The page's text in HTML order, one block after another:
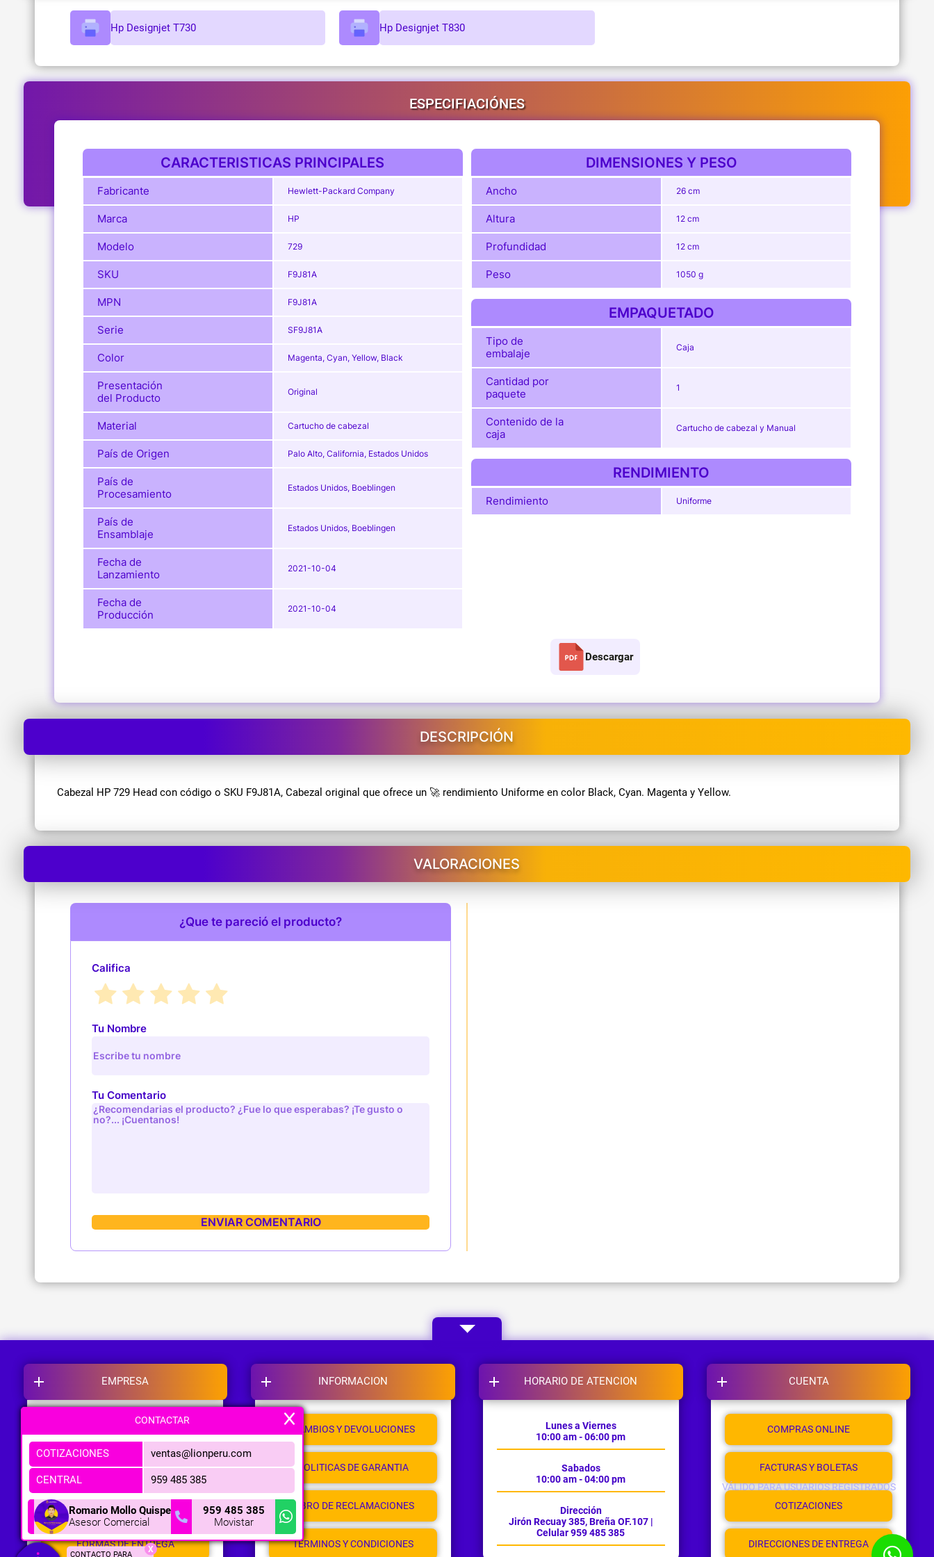
CONTACTAR
COTIZACIONES ventas@lionperu.com
CENTRAL 959 485 385
Romario Mollo Quispe
Asesor Comercial
959 485 385
Movistar
CONTACTO PARA
X
Hp Designjet T730 Hp Designjet T830
ESPECIFIACIÓNES
CARACTERISTICAS PRINCIPALES
Fabricante Hewlett-Packard Company
Marca HP
Modelo 729
SKU F9J81A
MPN F9J81A
Serie SF9J81A
Color Magenta, Cyan, Yellow, Black
Presentación
del Producto
Original
Material Cartucho de cabezal
País de Origen Palo Alto, California, Estados Unidos
País de
Procesamiento
Estados Unidos, Boeblingen
País de
Ensamblaje
Estados Unidos, Boeblingen
Fecha de
Lanzamiento
2021-10-04
Fecha de
Producción
2021-10-04
DIMENSIONES Y PESO
Ancho 26 cm
Altura 12 cm
Profundidad 12 cm
Peso 1050 g
EMPAQUETADO
Tipo de
embalaje
Caja
Cantidad por
paquete
1
Contenido de la
caja
Cartucho de cabezal y Manual
RENDIMIENTO
Rendimiento Uniforme
Descargar
DESCRIPCIÓN
Cabezal HP 729 Head con código o SKU F9J81A, Cabezal original que ofrece un 🚀 rendimiento Uniforme en color Black, Cyan. Magenta y Yellow.
VALORACIONES
¿Que te pareció el producto?
Califica
Tu Nombre
Tu Comentario
EMPRESA
NUESTRAS TIENDAS
METODOS DE PAGO
FORMAS DE ENTREGA
INFORMACION
CAMBIOS Y DEVOLUCIONES
POLITICAS DE GARANTIA
LIBRO DE RECLAMACIONES
TERMINOS Y CONDICIONES
HORARIO DE ATENCION
Lunes a Viernes
10:00 am - 06:00 pm
Sabados
10:00 am - 04:00 pm
Dirección
Jirón Recuay 385, Breña OF.107 |
Celular 959 485 385
CUENTA
VÁLIDO PARA USUARIOS REGISTRADOS
COMPRAS ONLINE
FACTURAS Y BOLETAS
COTIZACIONES
DIRECCIONES DE ENTREGA